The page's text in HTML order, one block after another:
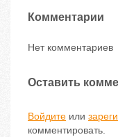
Комментарии
Нет комментариев
Оставить
Войдите или
комментировать.